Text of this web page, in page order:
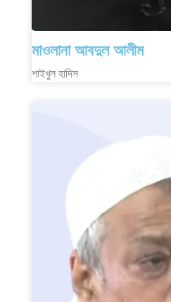
মাওলানা আবদুল আলীম
শাইখুল হাদিস